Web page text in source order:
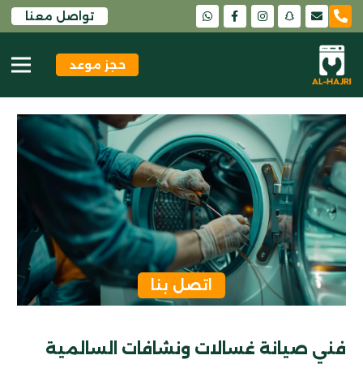
snapchat تواصل معنا
حجز موعد
اتصل بنا
فني صيانة غسالات ونشافات السالمية